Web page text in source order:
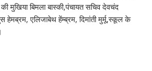
मुखिया बिमला बास्की,पंचायत सचिव देवचंद
हेमब्रम, एलिजाबेथ हेंम्ब्रम, दिमांती मुर्मू,स्कूल के